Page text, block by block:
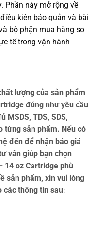
Phần này mở rộng về
kiện bảo quản và bài
bộ phận mua hàng so
tế trong vận hành
lượng của sản phẩm
đúng như yêu cầu
MSDS, TDS, SDS,
từng sản phẩm. Nếu có
đến để nhận báo giá
vấn giúp bạn chọn
14 oz Cartridge phù
sản phẩm, xin vui lòng
các thông tin sau: